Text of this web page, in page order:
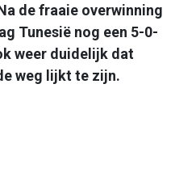
de fraaie overwinning
Tunesië nog een 5-0-
weer duidelijk dat
weg lijkt te zijn.